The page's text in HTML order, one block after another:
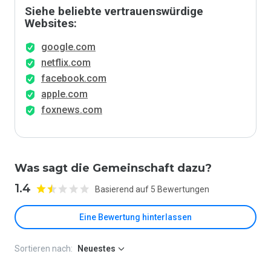
Siehe beliebte vertrauenswürdige
Websites:
google.com
netflix.com
facebook.com
apple.com
foxnews.com
Was sagt die Gemeinschaft dazu?
1.4 Basierend auf 5 Bewertungen
Eine Bewertung hinterlassen
Sortieren nach: Neuestes